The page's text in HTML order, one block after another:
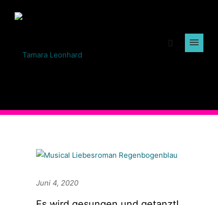
Juni 4, 2020